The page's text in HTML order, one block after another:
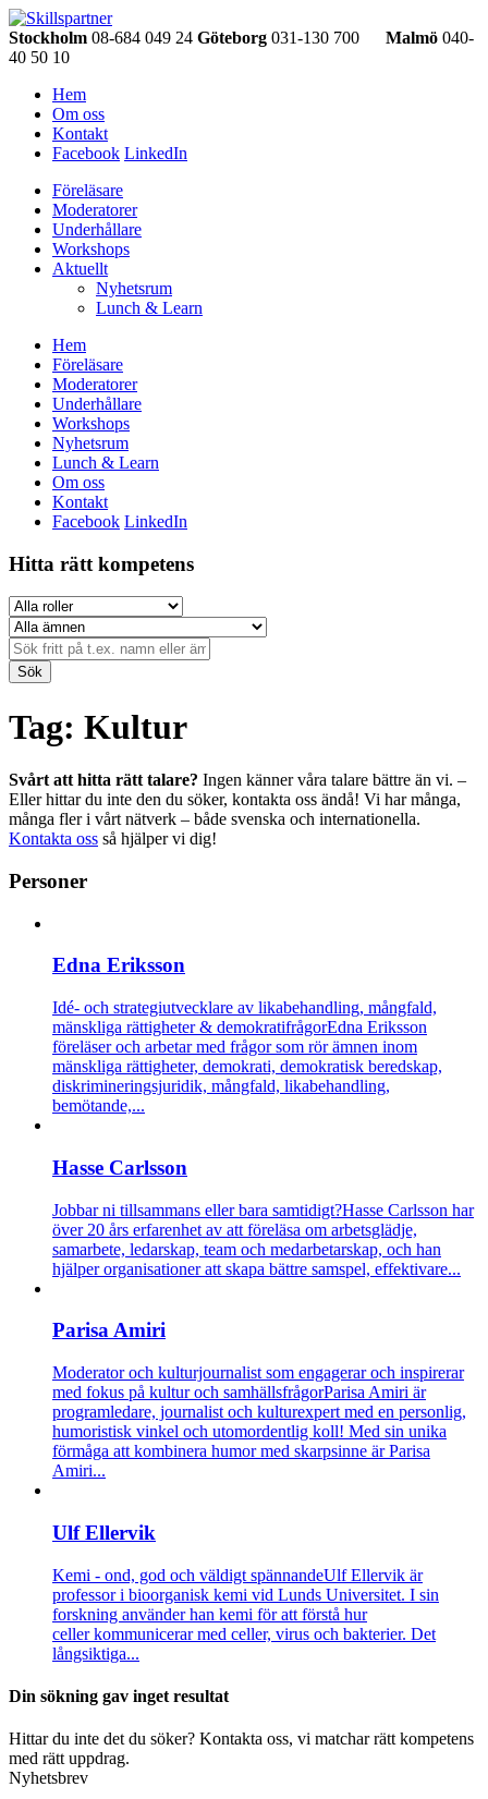
Stockholm 08-684 049 24 Göteborg 031-130 700 Malmö 040-
40 50 10
Hem
Om oss
Kontakt
Facebook LinkedIn
Föreläsare
Moderatorer
Underhållare
Workshops
Aktuellt
Nyhetsrum
Lunch & Learn
Hem
Föreläsare
Moderatorer
Underhållare
Workshops
Nyhetsrum
Lunch & Learn
Om oss
Kontakt
Facebook LinkedIn
Hitta rätt kompetens
Sök
Tag: Kultur
Svårt att hitta rätt talare? Ingen känner våra talare bättre än vi. –
Eller hittar du inte den du söker, kontakta oss ändå! Vi har många,
många fler i vårt nätverk – både svenska och internationella.
Kontakta oss så hjälper vi dig!
Personer
Edna Eriksson
Idé- och strategiutvecklare av likabehandling, mångfald,
mänskliga rättigheter & demokratifrågorEdna Eriksson
föreläser och arbetar med frågor som rör ämnen inom
mänskliga rättigheter, demokrati, demokratisk beredskap,
diskrimineringsjuridik, mångfald, likabehandling,
bemötande,...
Hasse Carlsson
Jobbar ni tillsammans eller bara samtidigt?Hasse Carlsson har
över 20 års erfarenhet av att föreläsa om arbetsglädje,
samarbete, ledarskap, team och medarbetarskap, och han
hjälper organisationer att skapa bättre samspel, effektivare...
Parisa Amiri
Moderator och kulturjournalist som engagerar och inspirerar
med fokus på kultur och samhällsfrågorParisa Amiri är
programledare, journalist och kulturexpert med en personlig,
humoristisk vinkel och utomordentlig koll! Med sin unika
förmåga att kombinera humor med skarpsinne är Parisa
Amiri...
Ulf Ellervik
Kemi - ond, god och väldigt spännandeUlf Ellervik är
professor i bioorganisk kemi vid Lunds Universitet. I sin
forskning använder han kemi för att förstå hur
celler kommunicerar med celler, virus och bakterier. Det
långsiktiga...
Din sökning gav inget resultat
Hittar du inte det du söker? Kontakta oss, vi matchar rätt kompetens
med rätt uppdrag.
Nyhetsbrev